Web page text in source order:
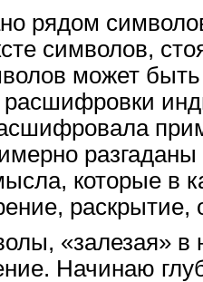
рядом
символов,
может
разгаданы
которые в
раскрытие,
«залезая» в
Начинаю